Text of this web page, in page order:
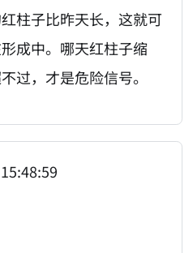
柱子比昨天长，这就可
成中。哪天红柱子缩
过，才是危险信号。